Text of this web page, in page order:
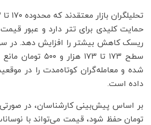
حمایت کلیدی برای تتر دارد و عبور
ریسک کاهش بیشتر را افزایش دهد. در
سطح ۱۷۳ تا ۱۷۳
شده و معامله‌گران کوتاه‌مدت را در
داده است.